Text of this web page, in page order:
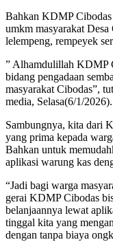
Bahkan KDMP
umkm masyarakat
lelempeng, rempeyek
” Alhamdulillah KDMP
bidang pengadaan
masyarakat Cibodas”,
media, Selasa(6/1/2026).
Sambungnya, kita dari
yang prima kepada
Bahkan untuk
aplikasi warung kas
“Jadi bagi warga
gerai KDMP Cibodas
belanjaannya lewat
tinggal kita yang
dengan tanpa biaya